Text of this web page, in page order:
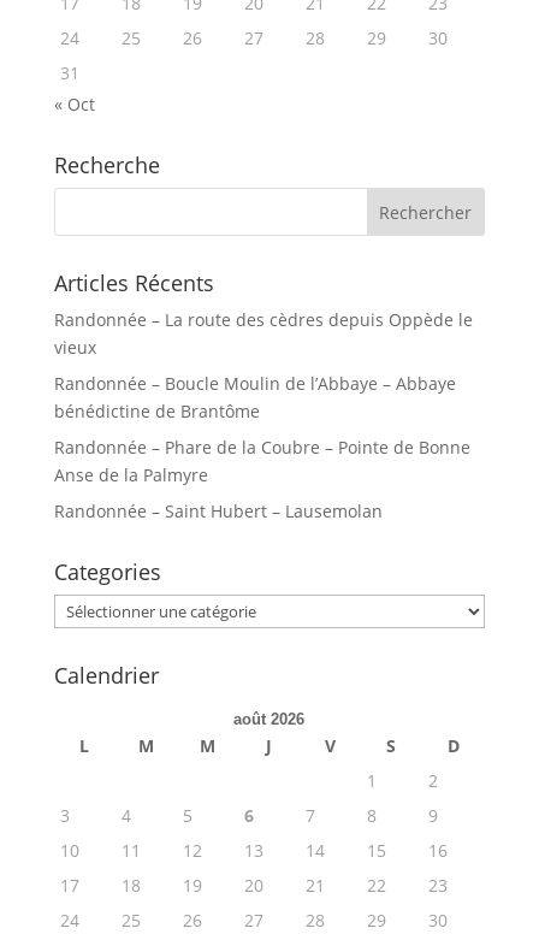
24
25 26 27 28 29
30
31
« Oct
Recherche
Articles Récents
Randonnée – La route des cèdres depuis Oppède le
vieux
Randonnée – Boucle Moulin de l’Abbaye – Abbaye
bénédictine de Brantôme
Randonnée – Phare de la Coubre – Pointe de Bonne
Anse de la Palmyre
Randonnée – Saint Hubert – Lausemolan
Categories
Categories
Calendrier
août 2026
L M M J V S
D
1
2
3
4 5 6 7 8
9
10
11 12 13 14 15
16
17
18 19 20 21 22
23
24
25 26 27 28 29
30